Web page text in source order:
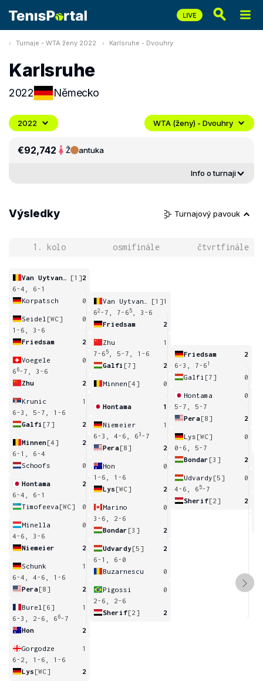
Turnaje - WTA ženy 2022 Karlsruhe - Dvouhry
Karlsruhe
2022 Německo
2022 WTA (ženy) - Dvouhry
€92,742 Ž antuka
Info o turnaji
Výsledky Turnajový pavouk
1. kolo osmifinále čtvrtfinále
[1]2
6-4, 6-1
Korpatsch
0
Seidel [WC]
0
1-6, 3-6
Friedsam
2
Voegele
0
6 6-7, 3-6
Zhu
2
Krunic
1
6-3, 5-7, 1-6
Galfi [7] 2
Minnen[4]
2
6-1, 6-4
Schoofs
0
Hontama
2
6-4, 6-1
Timofeeva [WC] 0
Minella
0
4-6, 3-6
Niemeier
2
Schunk
1
6-4, 4-6, 1-6
Pera[8] 2
Burel [6]
1
6-3, 2-6, 6 6-7
Hon
2
Gorgodze
1
6-2, 1-6, 1-6
Lys [WC] 2
[1]1
62 -7, 7-6 5
, 3-6
Friedsam
2
Zhu
1
7-6 5
, 5-7, 1-6
Galfi [7] 2
Minnen [4] 0
Hontama 1
Niemeier
1
6-3, 4-6, 63 -7
Pera[8] 2
Hon
0
1-6, 1-6
Lys [WC] 2
Marino
0
3-6, 2-6
Bondar [3] 2
Udvardy[5]
2
6-1, 6-0
Buzarnescu
0
Pigossi
0
2-6, 2-6
Sherif[2] 2
Friedsam
2
6-3, 7-6 1
Galfi [7] 0
Hontama
0
5-7, 5-7
Pera[8] 2
Lys [WC]
0
0-6, 5-7
Bondar [3] 2
Udvardy [5]
0
4-6, 6 5-7
Sherif[2] 2